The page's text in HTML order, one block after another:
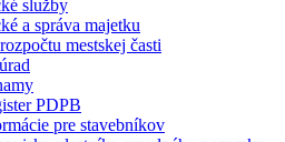
služby
a správa majetku
mestskej časti
PDPB
pre stavebníkov